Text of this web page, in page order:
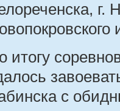
г.
итогу
с